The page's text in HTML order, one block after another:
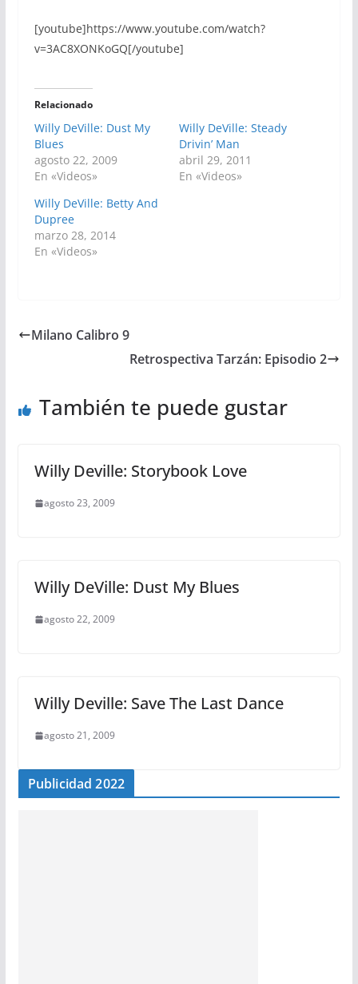
[youtube]https://www.youtube.com/watch?
v=3AC8XONKoGQ[/youtube]
Relacionado
Willy DeVille: Dust My
Blues
agosto 22, 2009
En «Videos»
Willy DeVille: Steady
Drivin’ Man
abril 29, 2011
En «Videos»
Willy DeVille: Betty And
Dupree
marzo 28, 2014
En «Videos»
Milano Calibro 9
Retrospectiva Tarzán: Episodio 2
También te puede gustar
Willy Deville: Storybook Love
agosto 23, 2009
Willy DeVille: Dust My Blues
agosto 22, 2009
Willy Deville: Save The Last Dance
agosto 21, 2009
Publicidad 2022